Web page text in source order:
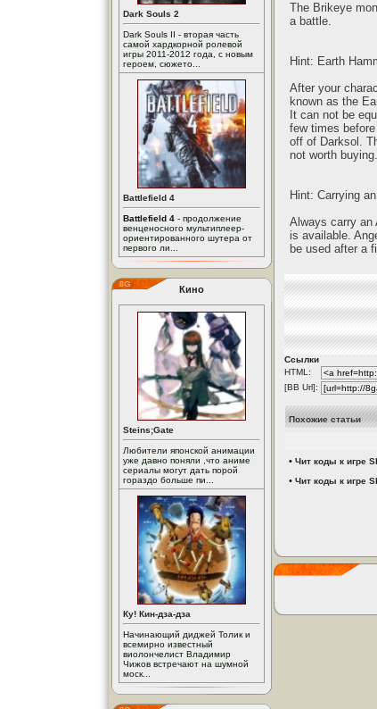
Dark Souls 2
Dark Souls II - вторая часть
самой хардкорной ролевой
игры 2011-2012 года, с новым
героем, сюжето...
Battlefield 4
Battlefield 4 - продолжение
венценосного мультиплеер-
ориентированного шутера от
первого ли...
Кино
Steins;Gate
Любители японской анимации
уже давно поняли ,что аниме
сериалы могут дать порой
гораздо больше пи...
Ку! Кин-дза-дза
Начинающий диджей Толик и
всемирно известный
виолончелист Владимир
Чижов встречают на шумной
моск...
The Brikeye
a battle.
Hint: Earth
After your
known as the
It can not be
few times
off of Darksol.
not worth buying.
Hint: Carrying
Always carry an
is available.
be used after a
Ссылки
HTML:
[BB Url]:
Похожие статьи
• Чит коды к игре
• Чит коды к игре